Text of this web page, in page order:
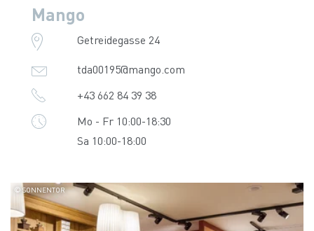
Mango
Getreidegasse 24
tda00195@mango.com
+43 662 84 39 38
Mo - Fr 10:00-18:30
Sa 10:00-18:00
© SONNENTOR